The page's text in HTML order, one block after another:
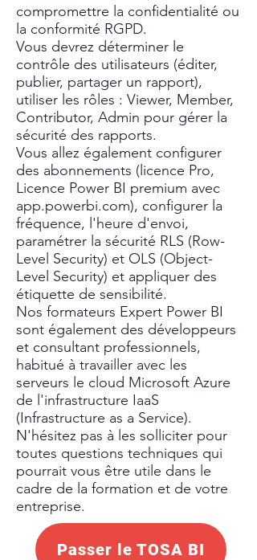
compromettre la confidentialité ou
la conformité RGPD.
Vous devrez déterminer le
contrôle des utilisateurs (éditer,
publier, partager un rapport),
utiliser les rôles : Viewer, Member,
Contributor, Admin pour gérer la
sécurité des rapports.
Vous allez également configurer
des abonnements (licence Pro,
Licence Power BI premium avec
app.powerbi.com), configurer la
fréquence, l'heure d'envoi,
paramétrer la sécurité RLS (Row-
Level Security) et OLS (Object-
Level Security) et appliquer des
étiquette de sensibilité.
Nos formateurs Expert Power BI
sont également des développeurs
et consultant professionnels,
habitué à travailler avec les
serveurs le cloud Microsoft Azure
de l'infrastructure IaaS
(Infrastructure as a Service).
N'hésitez pas à les solliciter pour
toutes questions techniques qui
pourrait vous être utile dans le
cadre de la formation et de votre
entreprise.​
Passer le TOSA BI